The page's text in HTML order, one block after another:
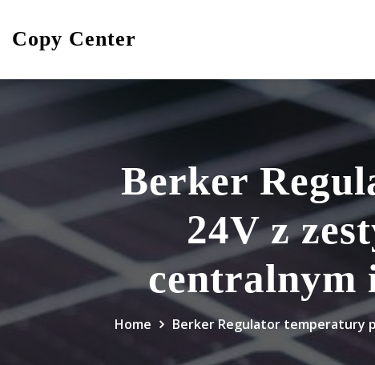
content
Copy Center
Berker
24V z
centralnym
Home Berker Regulator temperatury